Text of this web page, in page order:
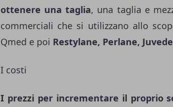
ottenere una taglia, una taglia e
commerciali che si utilizzano allo
Qmed e poi Restylane, Perlane,
I costi
I prezzi per incrementare il proprio